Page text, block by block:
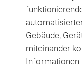
Gebäude,
miteinander
Informationen